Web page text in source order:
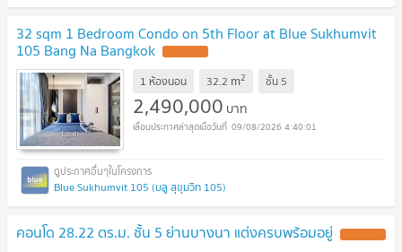
32 sqm 1 Bedroom Condo on 5th Floor at Blue Sukhumvit
105 Bang Na Bangkok
1 ห้องนอน 32.2 m2 ชั้น 5
2,490,000 บาท
09/08/2026 4:40:01
Blue Sukhumvit 105 (บลู สุขุมวิท 105)
คอนโด 28.22 ตร.ม. ชั้น 5 ย่านบางนา แต่งครบพร้อมอยู่